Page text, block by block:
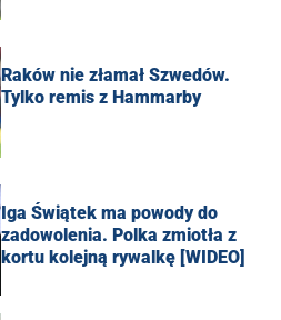
Raków nie złamał Szwedów.
Tylko remis z Hammarby
Iga Świątek ma powody do
zadowolenia. Polka zmiotła z
kortu kolejną rywalkę [WIDEO]